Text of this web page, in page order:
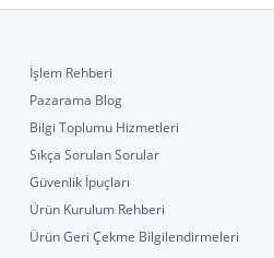
İşlem Rehberi
Pazarama Blog
Bilgi Toplumu Hizmetleri
Sıkça Sorulan Sorular
Güvenlik İpuçları
Ürün Kurulum Rehberi
Ürün Geri Çekme Bilgilendirmeleri